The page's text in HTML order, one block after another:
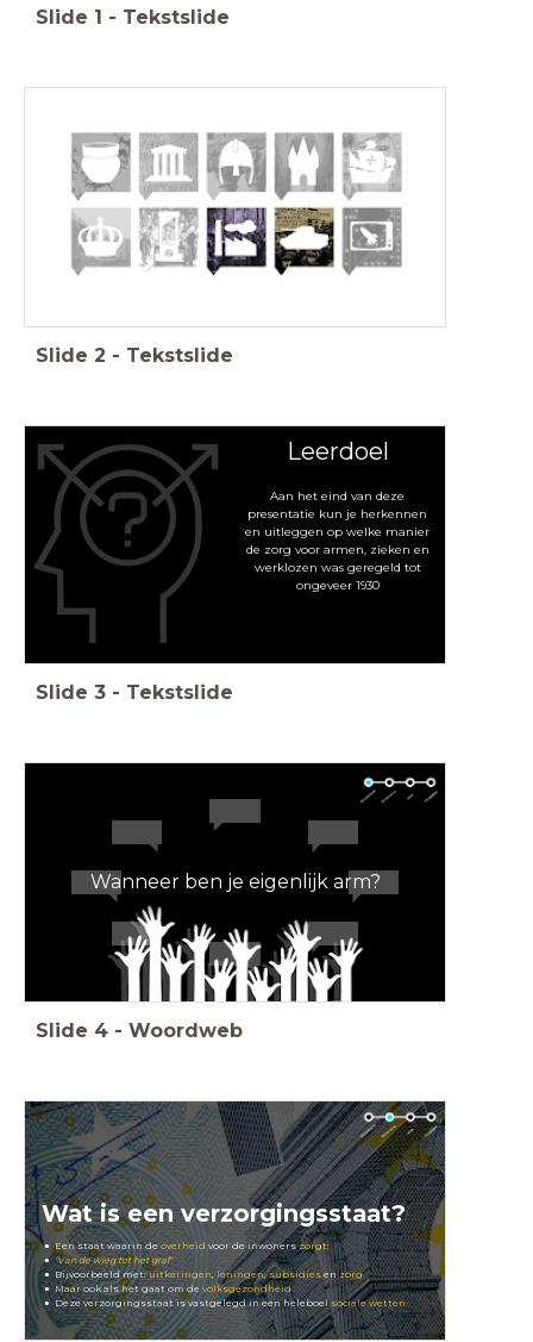
Slide 1 - Tekstslide
Slide 2 - Tekstslide
Leerdoel
Aan het eind van deze
presentatie kun je herkennen
en uitleggen op welke manier
de zorg voor armen, zieken en
werklozen was geregeld tot
ongeveer 1930
Slide 3 - Tekstslide
Wanneer ben je eigenlijk arm?
Slide 4 - Woordweb
Wat is een verzorgingsstaat?
Een staat waarin deoverheid voor de inwonerszorgt:
'Van de wieg tot het graf'
Bijvoorbeeld met:uitkeringen ,leningen,subsidiesen zorg
Maar ook als het gaat om devolksgezondheid
Deze verzorgingsstaat is vastgelegd in een heleboel sociale wetten